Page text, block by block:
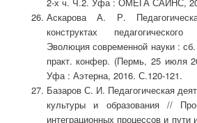
Аскарова А. Р.
конструктах
Эволюция современной науки :
практ. конфер. (Пермь, 25 июля
Уфа : Аэтерна, 2016. С.120-121.
Базаров С. И. Педагогическая
культуры и образования //
интеграционных процессов и